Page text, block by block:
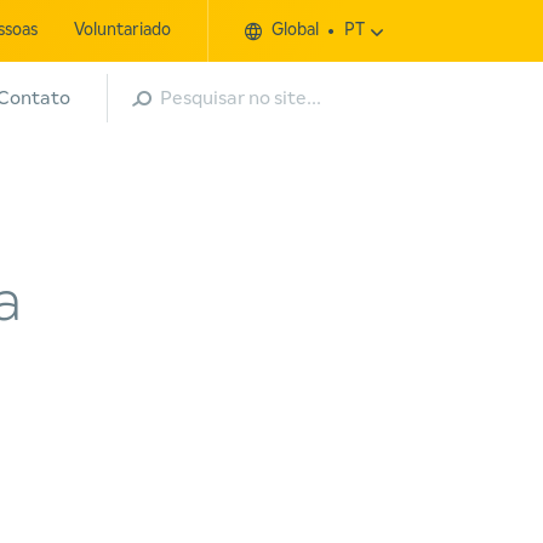
Voluntariado Global PT
Pesquisar